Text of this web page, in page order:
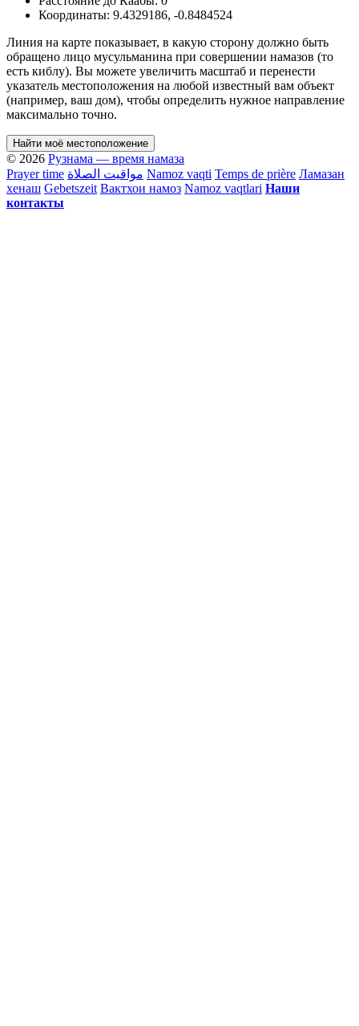
Координаты: 9.4329186, -0.8484524
Линия на карте показывает, в какую сторону должно быть
обращено лицо мусульманина при совершении намазов (то
есть киблу). Вы можете увеличить масштаб и перенести
указатель местоположения на любой известный вам объект
(например, ваш дом), чтобы определить нужное направление
максимально точно.
Найти моё местоположение
© 2026 Рузнама — время намаза
Prayer time مواقيت الصلاة Namoz vaqti Temps de prière Ламазан
хенаш Gebetszeit Вактхои намоз Namoz vaqtlari Наши
контакты